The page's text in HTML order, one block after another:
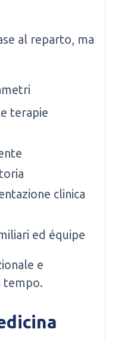
al reparto, ma
terapie
clinica
ed équipe
e
tempo.